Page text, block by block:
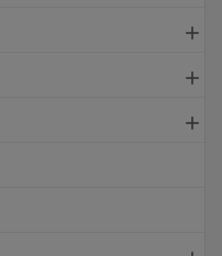


